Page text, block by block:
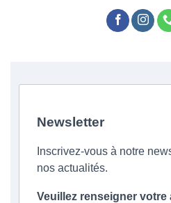
Newsletter
Inscrivez-vous à notre
nos actualités.
Veuillez renseigner